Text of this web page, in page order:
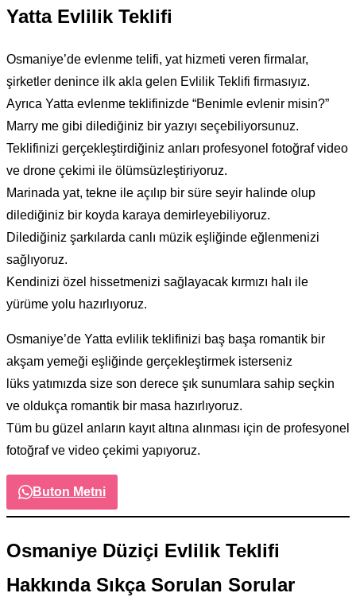
Yatta Evlilik Teklifi
Osmaniye’de evlenme telifi, yat hizmeti veren firmalar,
şirketler denince ilk akla gelen Evlilik Teklifi firmasıyız.
Ayrıca Yatta evlenme teklifinizde “Benimle evlenir misin?”
Marry me gibi dilediğiniz bir yazıyı seçebiliyorsunuz.
Teklifinizi gerçekleştirdiğiniz anları profesyonel fotoğraf video
ve drone çekimi ile ölümsüzleştiriyoruz.
Marinada yat, tekne ile açılıp bir süre seyir halinde olup
dilediğiniz bir koyda karaya demirleyebiliyoruz.
Dilediğiniz şarkılarda canlı müzik eşliğinde eğlenmenizi
sağlıyoruz.
Kendinizi özel hissetmenizi sağlayacak kırmızı halı ile
yürüme yolu hazırlıyoruz.
Osmaniye’de Yatta evlilik teklifinizi baş başa romantik bir
akşam yemeği eşliğinde gerçekleştirmek isterseniz
lüks yatımızda size son derece şık sunumlara sahip seçkin
ve oldukça romantik bir masa hazırlıyoruz.
Tüm bu güzel anların kayıt altına alınması için de profesyonel
fotoğraf ve video çekimi yapıyoruz.
Buton Metni
Osmaniye Düziçi Evlilik Teklifi
Hakkında Sıkça Sorulan Sorular